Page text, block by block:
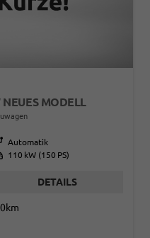
NEUES MODELL
Automatik
110 kW (150 PS)
DETAILS